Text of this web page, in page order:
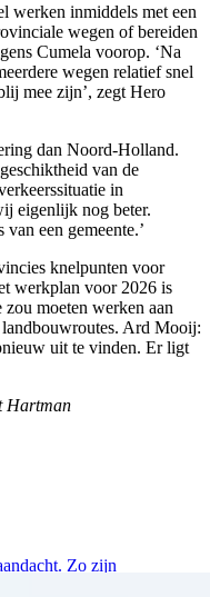
werken inmiddels met een
wegen of bereiden
Cumela voorop. ‘Na
wegen relatief snel
mee zijn’, zegt Hero
dan Noord-Holland.
van de
in
eigenlijk nog beter.
een gemeente.’
knelpunten voor
werkplan voor 2026 is
moeten werken aan
Ard Mooij:
uit te vinden. Er ligt
Hartman
Zo zijn